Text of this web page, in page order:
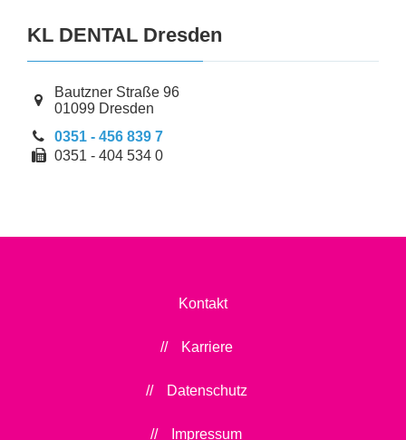
KL DENTAL Dresden
Bautzner Straße 96
01099 Dresden
0351 - 456 839 7
0351 - 404 534 0
Kontakt
Karriere
Datenschutz
Impressum